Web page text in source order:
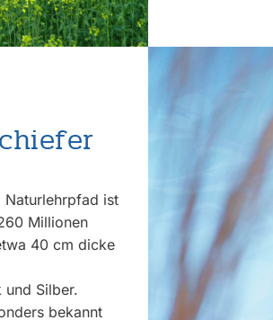
Naturlehrpfad ist
Millionen
40 cm dicke
und Silber.
bekannt